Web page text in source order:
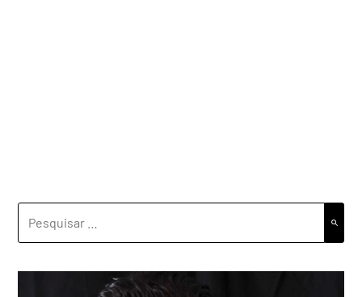
POR: